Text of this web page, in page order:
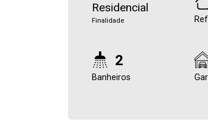
Residencial
Finalidade
2
Banheiros